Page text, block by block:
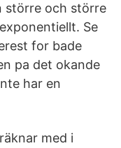
större och större
Se
for bade
pa det okande
har en
med i